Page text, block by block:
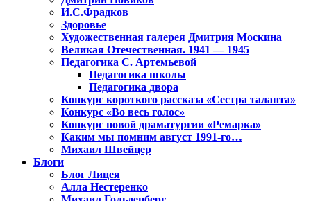
И.С.Фрадков
Здоровье
Художественная галерея Дмитрия Москина
Великая Отечественная. 1941 — 1945
Педагогика С. Артемьевой
Педагогика школы
Педагогика двора
Конкурс короткого рассказа «Сестра таланта»
Конкурс «Во весь голос»
Конкурс новой драматургии «Ремарка»
Каким мы помним август 1991-го…
Михаил Швейцер
Блоги
Блог Лицея
Алла Нестеренко